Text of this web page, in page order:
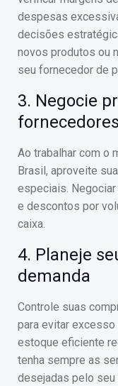
despesas
decisões
novos produtos ou
seu fornecedor de
3. Negocie
fornecedores
Ao trabalhar com o
Brasil, aproveite
especiais.
e descontos por
caixa.
4. Planeje
demanda
Controle suas
para evitar
estoque eficiente
tenha sempre as
desejadas pelo seu